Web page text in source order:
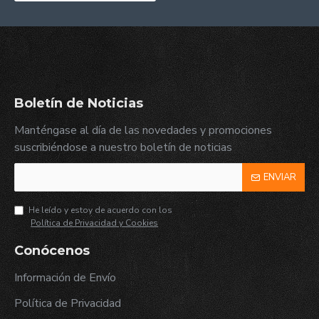
Boletín de Noticias
Manténgase al día de las novedades y promociones
suscribiéndose a nuestro boletín de noticias
ENVIAR
He leído y estoy de acuerdo con los
Política de Privacidad y Cookies
Conócenos
Información de Envío
Política de Privacidad